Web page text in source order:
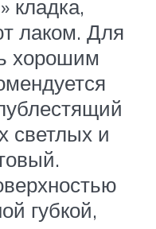
кладка,
лаком. Для
хорошим
светлых и
губкой,